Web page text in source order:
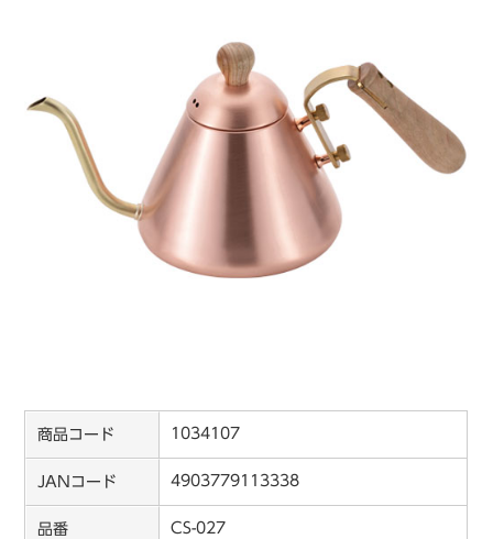
商品コード 1034107
JANコード 4903779113338
品番 CS-027